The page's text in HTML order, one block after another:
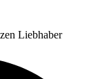
Liebhaber